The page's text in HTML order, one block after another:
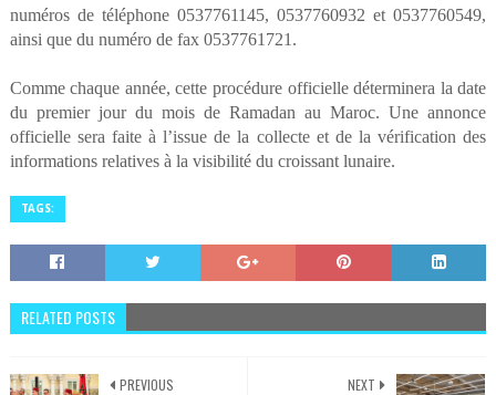
numéros de téléphone 0537761145, 0537760932 et 0537760549,
ainsi que du numéro de fax 0537761721.
Comme chaque année, cette procédure officielle déterminera la date
du premier jour du mois de Ramadan au Maroc. Une annonce
officielle sera faite à l’issue de la collecte et de la vérification des
informations relatives à la visibilité du croissant lunaire.
TAGS:
RELATED POSTS
NEXT
PREVIOUS